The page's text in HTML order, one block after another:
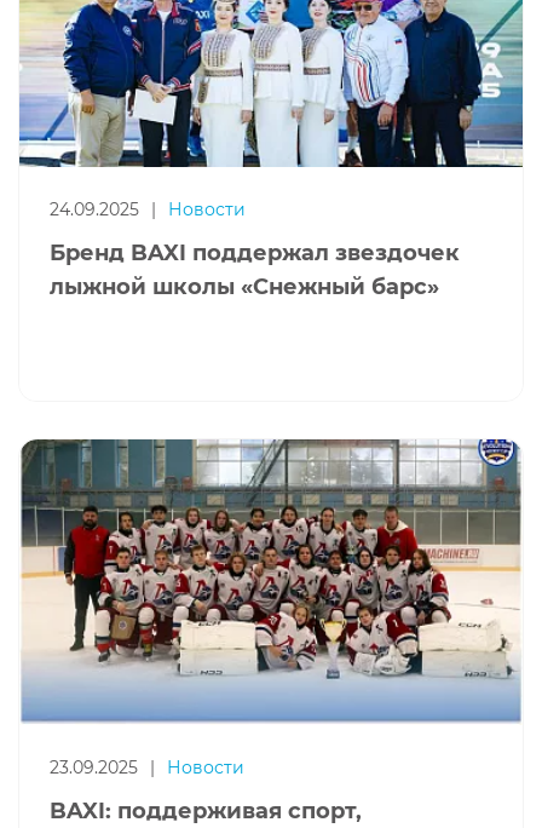
24.09.2025 | Новости
Бренд BAXI поддержал звездочек
лыжной школы «Снежный барс»
23.09.2025 | Новости
BAXI: поддерживая спорт,